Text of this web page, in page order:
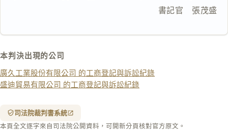
                                書記官　張茂盛
本判決出現的公司
廣久工業股份有限公司 的工商登記與訴訟紀錄
盛迪貿易有限公司 的工商登記與訴訟紀錄
司法院裁判書系統
本頁全文逐字來自司法院公開資料，可開新分頁核對官方原文。
複製給 AI
去換行複製
匯出 PDF
精美列印